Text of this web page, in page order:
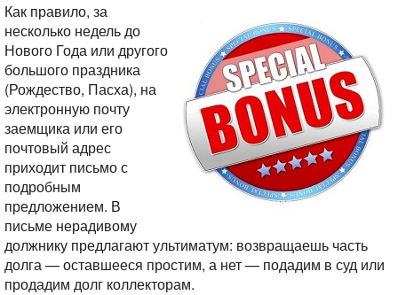
Как правило, за
несколько недель до
Нового Года или другого
большого праздника
(Рождество, Пасха), на
электронную почту
заемщика или его
почтовый адрес
приходит письмо с
подробным
предложением. В
письме нерадивому
должнику предлагают ультиматум: возвращаешь часть
долга — оставшееся простим, а нет — подадим в суд или
продадим долг коллекторам.